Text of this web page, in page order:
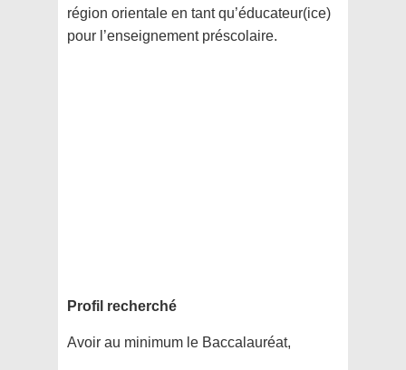
région orientale en tant qu’éducateur(ice)
pour l’enseignement préscolaire.
Profil recherché
Avoir au minimum le Baccalauréat,